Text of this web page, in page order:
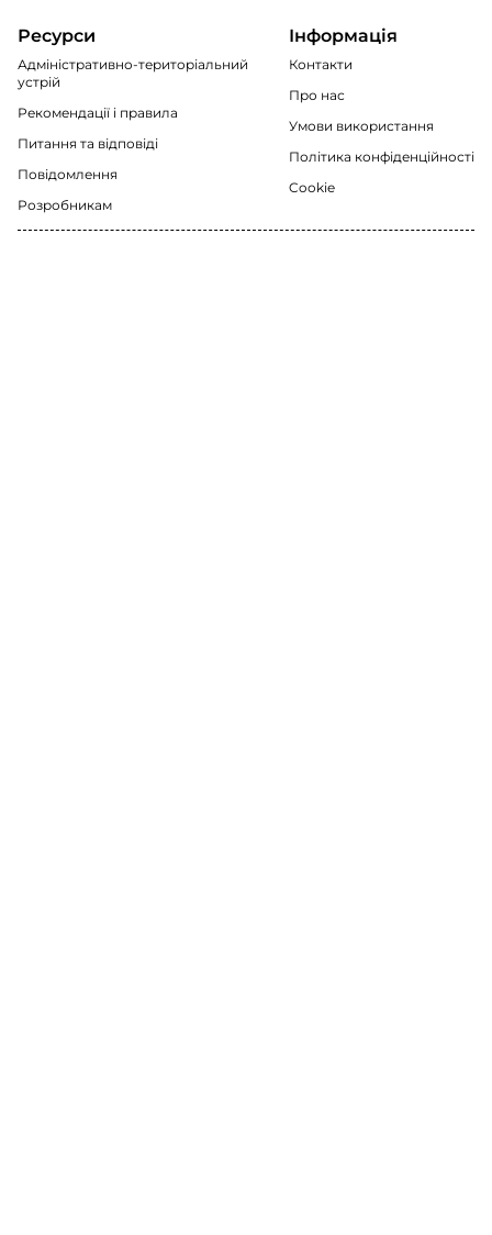
Ресурси
Адміністративно-територіальний
устрій
Рекомендації i правила
Питання та відповіді
Повідомлення
Розробникам
Інформація
Контакти
Про нас
Умови використання
Політика конфіденційності
Cookie